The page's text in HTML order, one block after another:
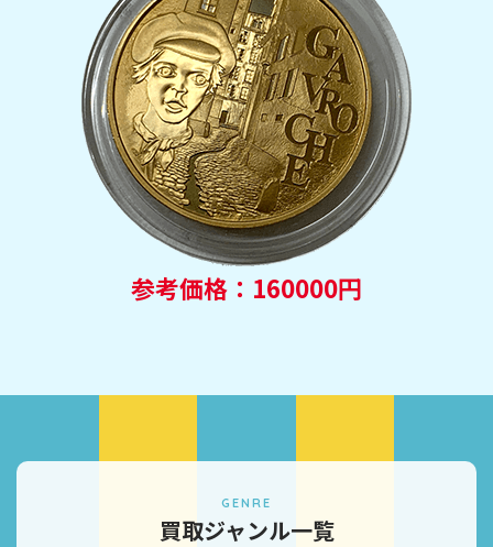
参考価格：160000円
GENRE
買取ジャンル一覧